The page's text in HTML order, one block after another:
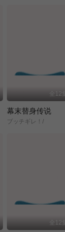
全12集
幕末替身传说
ブッチギレ！/
全12集